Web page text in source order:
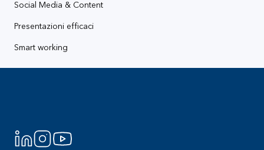
Social Media & Content
Presentazioni efficaci
Smart working